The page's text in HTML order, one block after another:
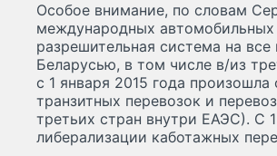
Особое внимание, по словам
международных автомобильных
разрешительная система на
Беларусью, в том числе в/из
с 1 января 2015 года
транзитных перевозок и
третьих стран внутри ЕАЭС). С
либерализации каботажных